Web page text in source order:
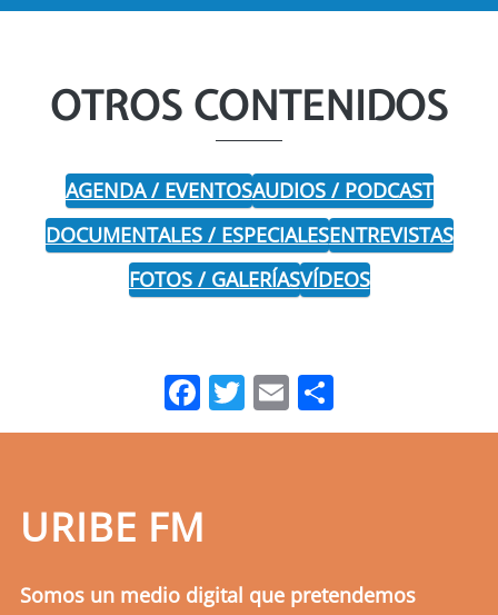
OTROS CONTENIDOS
AGENDA / EVENTOSAUDIOS / PODCAST
DOCUMENTALES / ESPECIALESENTREVISTAS
FOTOS / GALERÍASVÍDEOS
Facebook
Twitter
Email
URIBE FM
Somos un medio digital que pretendemos